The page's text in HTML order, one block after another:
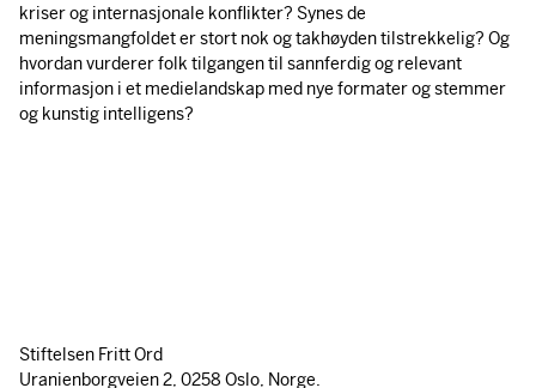
kriser og internasjonale konflikter? Synes de
meningsmangfoldet er stort nok og takhøyden tilstrekkelig? Og
hvordan vurderer folk tilgangen til sannferdig og relevant
informasjon i et medielandskap med nye formater og stemmer
og kunstig intelligens?
Stiftelsen Fritt Ord
Uranienborgveien 2, 0258 Oslo, Norge.